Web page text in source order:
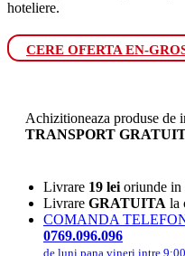
hoteliere.
CERE OFERTA EN-
Achizitioneaza produse de
TRANSPORT
Livrare 19 lei oriunde in
Livrare GRATUITA la
COMANDA
0769.096.096
de luni pana vineri intre